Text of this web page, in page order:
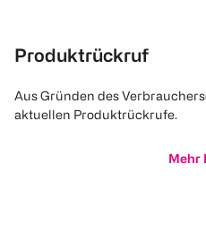
Produktrückruf
Aus Gründen des
aktuellen Produktrückrufe.
Mehr